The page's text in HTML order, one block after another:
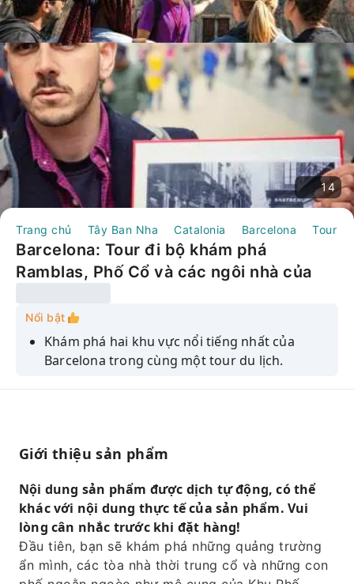
14
Trang chủ Tây Ban Nha Catalonia Barcelona Tour
Barcelona: Tour đi bộ khám phá
Ramblas, Phố Cổ và các ngôi nhà của
Nổi bật
Khám phá hai khu vực nổi tiếng nhất của
Barcelona trong cùng một tour du lịch.
Khám phá những viên ngọc ẩn giấu của Phố
Chiêm ngưỡng những thiết kế của Gaudi và
khám phá ý nghĩa ẩn giấu của chúng.
Nhận lời khuyên về lịch sử địa phương, văn
hóa và ẩm thực từ hướng dẫn viên chuyên
nghiệp của chúng tôi.
Giới thiệu sản phẩm
Nội dung sản phẩm được dịch tự động, có thể
khác với nội dung thực tế của sản phẩm. Vui
lòng cân nhắc trước khi đặt hàng!
Đầu tiên, bạn sẽ khám phá những quảng trường
ẩn mình, các tòa nhà thời trung cổ và những con